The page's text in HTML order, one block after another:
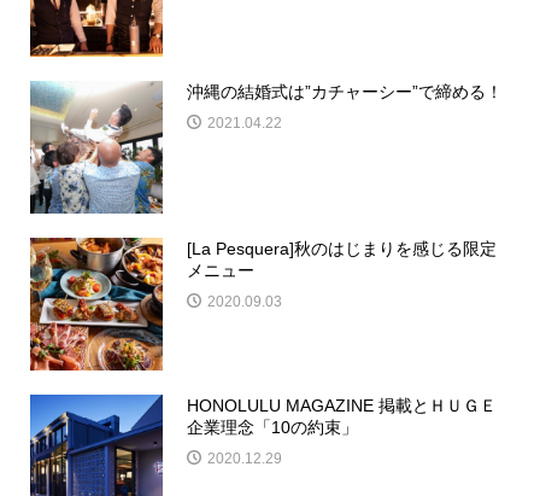
沖縄の結婚式は”カチャーシー”で締める！
2021.04.22
[La Pesquera]秋のはじまりを感じる限定
メニュー
2020.09.03
HONOLULU MAGAZINE 掲載とＨＵＧＥ
企業理念「10の約束」
2020.12.29